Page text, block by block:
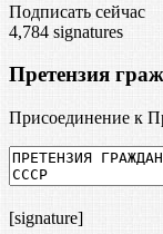
Подписать сейчас
4,784 signatures
Претензия
Присоединение к
[signature]